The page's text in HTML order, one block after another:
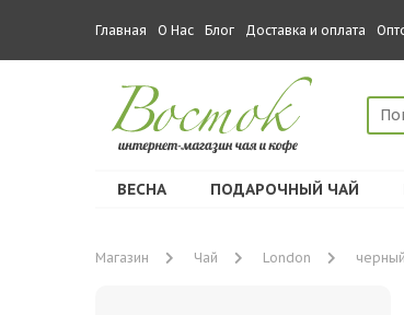
Главная О Нас Блог Доставка и оплата
ВЕСНА ПОДАРОЧНЫЙ ЧАЙ
Магазин Чай London черный